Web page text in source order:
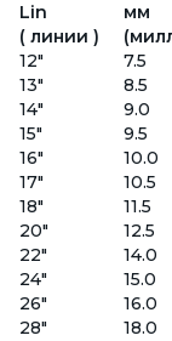
Lin
мм
( линии )
12"
7.5
13"
8.5
14"
9.0
15"
9.5
16"
10.0
17"
10.5
18"
11.5
20"
12.5
22"
14.0
24"
15.0
26"
16.0
28"
18.0